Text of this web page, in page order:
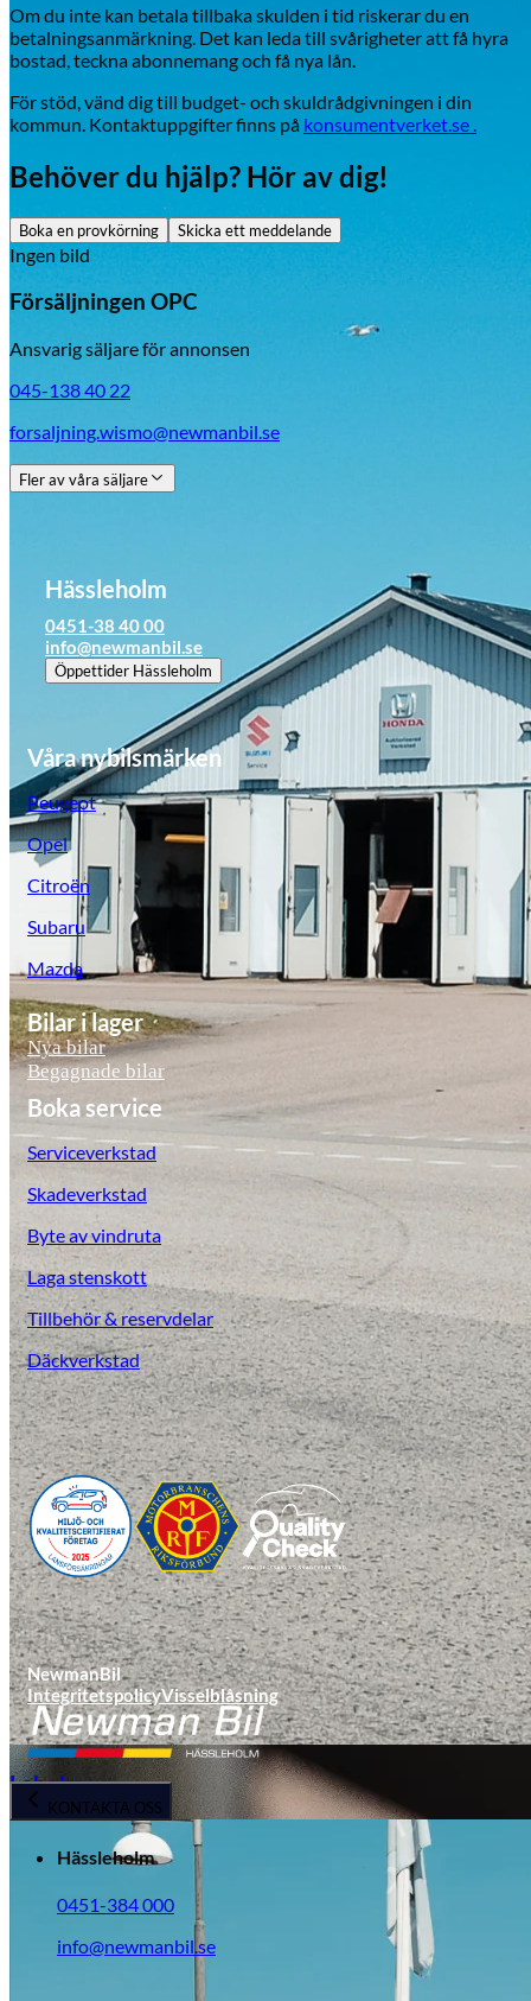
Mazda
Transportbil
Visa alla fordon
Laga stenskott
Laholm
Om du inte kan betala tillbaka skulden i tid riskerar du en
betalningsanmärkning. Det kan leda till svårigheter att få hyra
bostad, teckna abonnemang och få nya lån.
För stöd, vänd dig till budget- och skuldrådgivningen i din
kommun. Kontaktuppgifter finns på konsumentverket.se .
Behöver du hjälp? Hör av dig!
Boka en provkörning Skicka ett meddelande
Ingen bild
Försäljningen OPC
Ansvarig säljare för annonsen
045-138 40 22
forsaljning.wismo@newmanbil.se
Fler av våra säljare
Hässleholm
0451-38 40 00
info@newmanbil.se
Öppettider Hässleholm
Våra nybilsmärken
Peugeot
Opel
Citroën
Subaru
Mazda
Bilar i lager
Nya bilar
Begagnade bilar
Boka service
Serviceverkstad
Skadeverkstad
Byte av vindruta
Laga stenskott
Tillbehör & reservdelar
Däckverkstad
NewmanBil
IntegritetspolicyVisselblåsning
KONTAKTA OSS
Hässleholm
0451-384 000
info@newmanbil.se